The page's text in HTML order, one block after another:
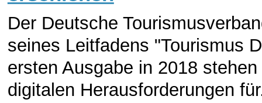
Der Deutsche
seines Leitfadens "Tourismus
ersten Ausgabe in 2018
digitalen Herausforderungen